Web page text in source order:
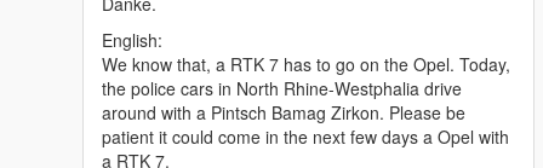
- Wheels converted by: GFP-Modding
--Function--
- Breakable RTK 6 Glas
- Back/Front Matrix
- Work-Lights
English:
We know that, a RTK 7 has to go on the Opel. Today,
the police cars in North Rhine-Westphalia drive
around with a Pintsch Bamag Zirkon. Please be
patient it could come in the next few days a Opel with
a RTK 7.